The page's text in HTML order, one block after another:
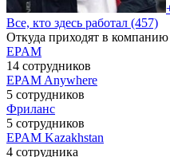
Все, кто здесь работал (457)
Откуда приходят в компанию
EPAM
14 сотрудников
EPAM Anywhere
5 сотрудников
Фриланс
5 сотрудников
EPAM Kazakhstan
4 сотрудника